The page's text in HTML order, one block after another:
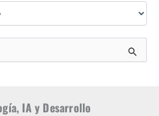
IA y Desarrollo